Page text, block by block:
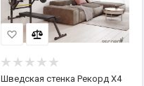
Шведская стенка Рекорд X4